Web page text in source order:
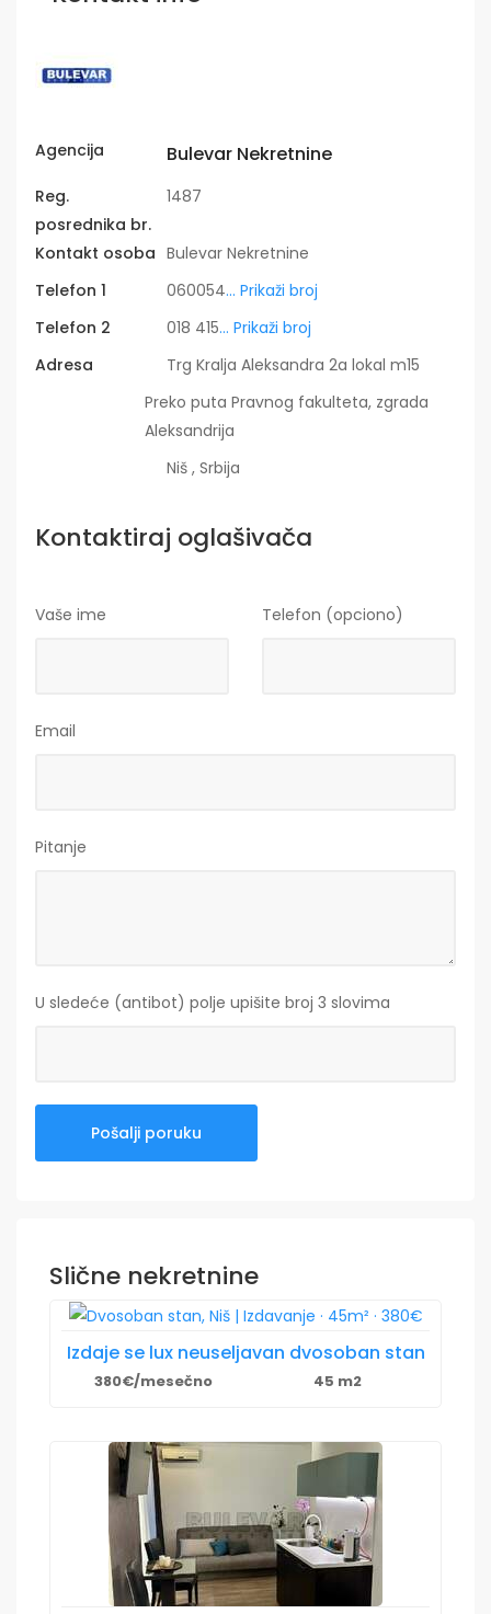
Agencija Bulevar Nekretnine
Reg.
posrednika br.
1487
Kontakt osoba Bulevar Nekretnine
Telefon 1
060054... Prikaži broj
Telefon 2
018 415... Prikaži broj
Adresa
Trg Kralja Aleksandra 2a lokal m15
Preko puta Pravnog fakulteta, zgrada
Aleksandrija
Niš , Srbija
Kontaktiraj oglašivača
Vaše ime Telefon (opciono)
Email
Pitanje
U sledeće (antibot) polje upišite broj 3 slovima
Slične nekretnine
Izdaje se lux neuseljavan dvosoban stan
380€/mesečno 45 m2